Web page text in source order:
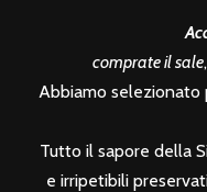
comprate il sale
Abbiamo selezionato
Tutto il sapore della
e irripetibili